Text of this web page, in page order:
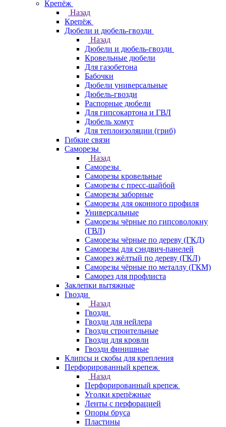
Крепёж
Назад
Крепёж
Дюбели и дюбель-гвозди
Назад
Дюбели и дюбель-гвозди
Кровельные дюбели
Для газобетона
Бабочки
Дюбели универсальные
Дюбель-гвозди
Распорные дюбели
Для гипсокартона и ГВЛ
Дюбель хомут
Для теплоизоляции (гриб)
Гибкие связи
Саморезы
Назад
Саморезы
Саморезы кровельные
Саморезы с пресс-шайбой
Саморезы заборные
Саморезы для оконного профиля
Универсальные
Саморезы чёрные по гипсоволокну
(ГВЛ)
Саморезы чёрные по дереву (ГКД)
Саморезы для сэндвич-панелей
Саморез жёлтый по дереву (ГКЛ)
Саморезы чёрные по металлу (ГКМ)
Саморез для профлиста
Заклепки вытяжные
Гвозди
Назад
Гвозди
Гвозди для нейлера
Гвозди строительные
Гвозди для кровли
Гвозди финишные
Клипсы и скобы для крепления
Перфорированный крепеж
Назад
Перфорированный крепеж
Уголки крепёжные
Ленты с перфорацией
Опоры бруса
Пластины